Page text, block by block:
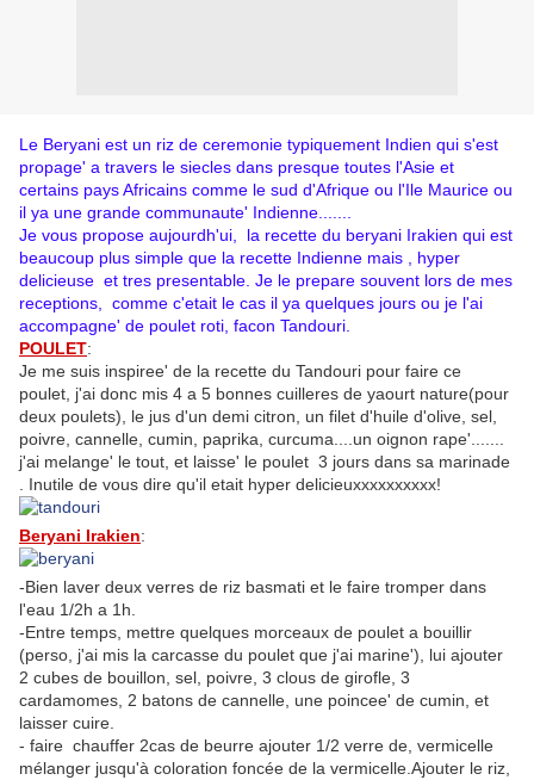
Le Beryani est un riz de ceremonie typiquement Indien qui s'est
propage' a travers le siecles dans presque toutes l'Asie et
certains pays Africains comme le sud d'Afrique ou l'Ile Maurice ou
il ya une grande communaute' Indienne.......
Je vous propose aujourdh'ui, la recette du beryani Irakien qui est
beaucoup plus simple que la recette Indienne mais , hyper
delicieuse et tres presentable. Je le prepare souvent lors de mes
receptions, comme c'etait le cas il ya quelques jours ou je l'ai
accompagne' de poulet roti, facon Tandouri.
POULET:
Je me suis inspiree' de la recette du Tandouri pour faire ce
poulet, j'ai donc mis 4 a 5 bonnes cuilleres de yaourt nature(pour
deux poulets), le jus d'un demi citron, un filet d'huile d'olive, sel,
poivre, cannelle, cumin, paprika, curcuma....un oignon rape'.......
j'ai melange' le tout, et laisse' le poulet 3 jours dans sa marinade
. Inutile de vous dire qu'il etait hyper delicieuxxxxxxxxxx!
Beryani Irakien:
-Bien laver deux verres de riz basmati et le faire tromper dans
l'eau 1/2h a 1h.
-Entre temps, mettre quelques morceaux de poulet a bouillir
(perso, j'ai mis la carcasse du poulet que j'ai marine'), lui ajouter
2 cubes de bouillon, sel, poivre, 3 clous de girofle, 3
cardamomes, 2 batons de cannelle, une poincee' de cumin, et
laisser cuire.
- faire chauffer 2cas de beurre ajouter 1/2 verre de, vermicelle
mélanger jusqu'à coloration foncée de la vermicelle.Ajouter le riz,